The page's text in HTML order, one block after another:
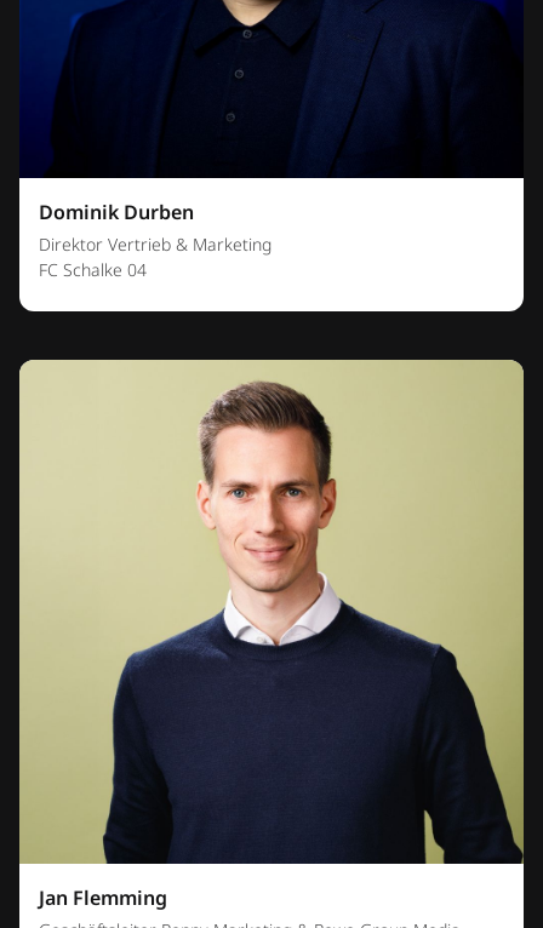
Dominik Durben
Direktor Vertrieb & Marketing
FC Schalke 04
Jan Flemming